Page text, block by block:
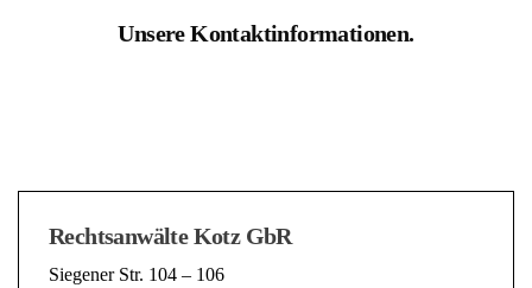
Unsere Kontaktinformationen.
Rechtsanwälte Kotz GbR
Siegener Str. 104 – 106